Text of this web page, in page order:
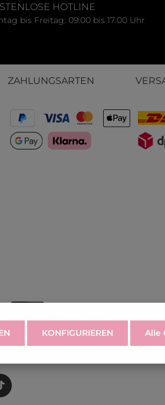
HOTLINE
bis Freitag: 09:00 bis 17:00 Uhr
ZAHLUNGSARTEN
KONFIGURIEREN Alle